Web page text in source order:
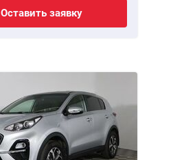
Оставить заявку